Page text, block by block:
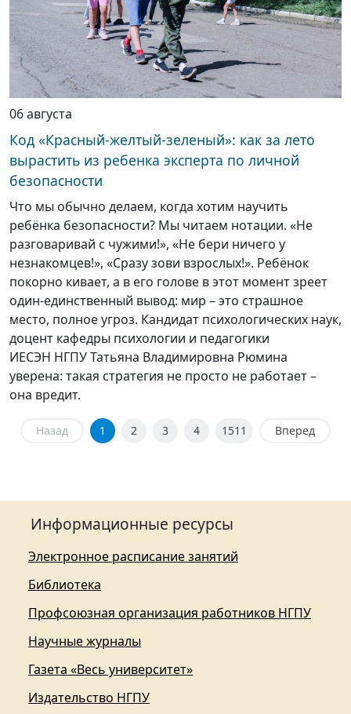
06 августа
Код «Красный-желтый-зеленый»: как за лето
вырастить из ребенка эксперта по личной
безопасности
Что мы обычно делаем, когда хотим научить
ребёнка безопасности? Мы читаем нотации. «Не
разговаривай с чужими!», «Не бери ничего у
незнакомцев!», «Сразу зови взрослых!». Ребёнок
покорно кивает, а в его голове в этот момент зреет
один-единственный вывод: мир – это страшное
место, полное угроз. Кандидат психологических наук,
доцент кафедры психологии и педагогики
ИЕСЭН НГПУ Татьяна Владимировна Рюмина
уверена: такая стратегия не просто не работает –
она вредит.
Назад 1 2 3 4 1511 Вперед
Информационные ресурсы
Электронное расписание занятий
Библиотека
Профсоюзная организация работников НГПУ
Научные журналы
Газета «Весь университет»
Издательство НГПУ